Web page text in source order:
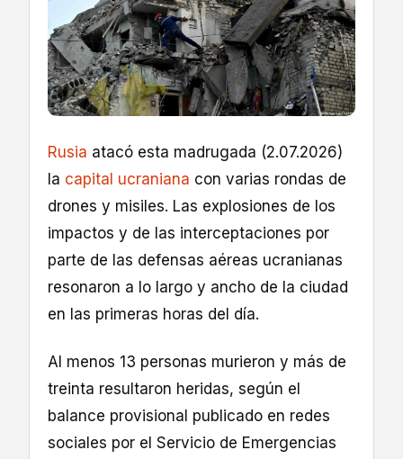
Rusia atacó esta madrugada (2.07.2026)
la capital ucraniana con varias rondas de
drones y misiles. Las explosiones de los
impactos y de las interceptaciones por
parte de las defensas aéreas ucranianas
resonaron a lo largo y ancho de la ciudad
en las primeras horas del día.
Al menos 13 personas murieron y más de
treinta resultaron heridas, según el
balance provisional publicado en redes
sociales por el Servicio de Emergencias